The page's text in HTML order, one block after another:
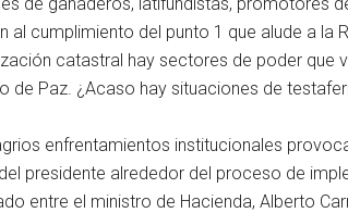
al cumplimiento del punto 1 que alude a la
catastral hay sectores de poder que
de Paz. ¿Acaso hay situaciones de
enfrentamientos institucionales
presidente alrededor del proceso de
entre el ministro de Hacienda, Alberto